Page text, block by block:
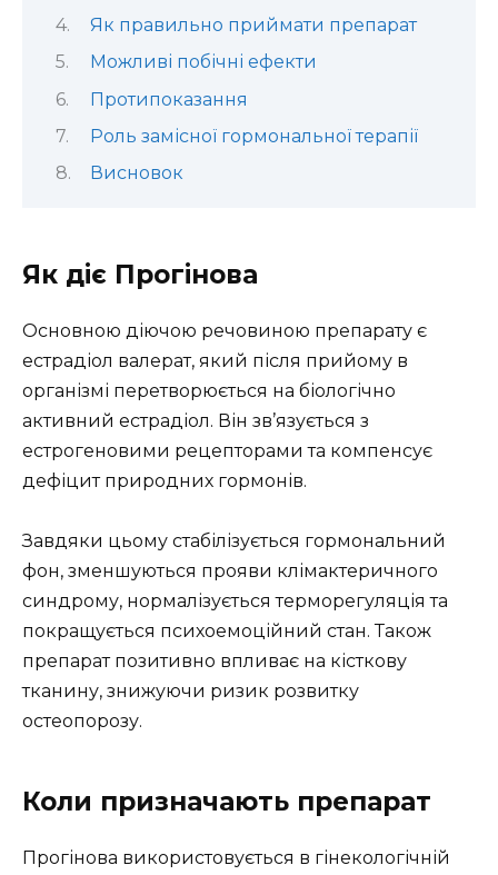
Як правильно приймати препарат
Можливі побічні ефекти
Протипоказання
Роль замісної гормональної терапії
Висновок
Як діє Прогінова
Основною діючою речовиною препарату є
естрадіол валерат, який після прийому в
організмі перетворюється на біологічно
активний естрадіол. Він зв’язується з
естрогеновими рецепторами та компенсує
дефіцит природних гормонів.
Завдяки цьому стабілізується гормональний
фон, зменшуються прояви клімактеричного
синдрому, нормалізується терморегуляція та
покращується психоемоційний стан. Також
препарат позитивно впливає на кісткову
тканину, знижуючи ризик розвитку
остеопорозу.
Коли призначають препарат
Прогінова використовується в гінекологічній